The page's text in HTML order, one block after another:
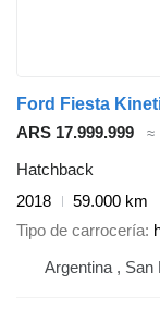
Ford Fiesta
ARS 17.999.999
≈
Hatchback
2018
59.000 km
Tipo de carrocería
Argentina , San